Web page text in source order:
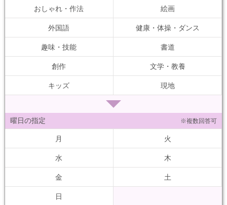
おしゃれ・作法 絵画
外国語 健康・体操・ダンス
趣味・技能 書道
創作 文学・教養
キッズ 現地
曜日の指定 ※複数回答可
月 火
水 木
金 土
日